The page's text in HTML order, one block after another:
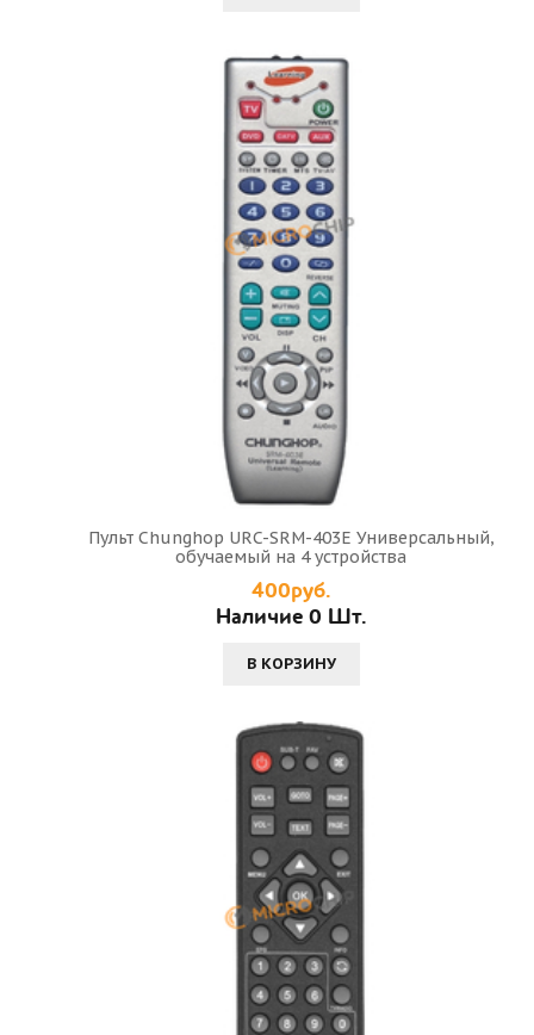
Пульт Chunghop URC-SRM-403E Универсальный,
обучаемый на 4 устройства
400руб.
Наличие 0 Шт.
В КОРЗИНУ